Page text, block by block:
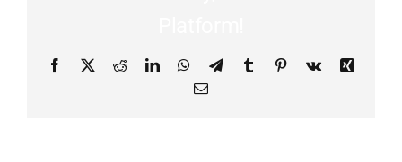
Facebook
X RedditLinkedInWhatsApp
TelegramTumblr Pinterest
Vk
Xing
Correo